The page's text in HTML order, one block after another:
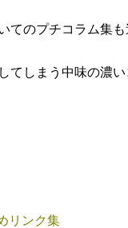
てのプチコラム集
てしまう中味の濃
リンク集